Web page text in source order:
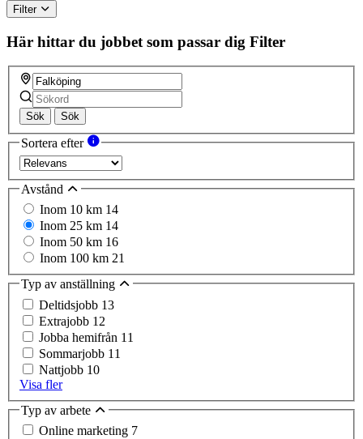
Filter
Här hittar du jobbet som passar dig Filter
Sök Sök
Sortera efter
Avstånd
Inom 10 km 14
Inom 25 km 14
Inom 50 km 16
Inom 100 km 21
Typ av anställning
Deltidsjobb 13
Extrajobb 12
Jobba hemifrån 11
Sommarjobb 11
Nattjobb 10
Visa fler
Typ av arbete
Online marketing 7